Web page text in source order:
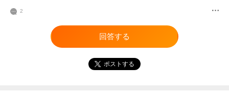
2
回答する
ポストする